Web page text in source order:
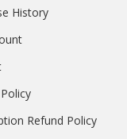
History
Refund Policy